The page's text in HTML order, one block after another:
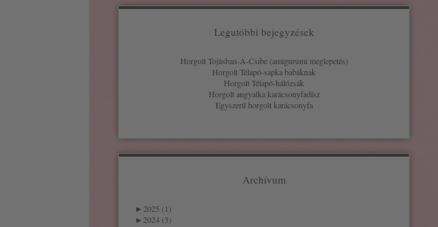
Legutóbbi bejegyzések
Horgolt Tojásban-A-Csibe (amigurumi meglepetés)
Horgolt Télapó-sapka babáknak
Horgolt Télapó-hálózsák
Horgolt angyalka karácsonyfadísz
Egyszerű horgolt karácsonyfa
Archívum
► 2025 (1)
► 2024 (3)